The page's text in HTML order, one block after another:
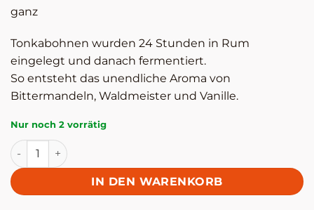
ganz
Tonkabohnen wurden 24 Stunden in Rum
eingelegt und danach fermentiert.
So entsteht das unendliche Aroma von
Bittermandeln, Waldmeister und Vanille.
Nur noch 2 vorrätig
Tonkabohnen - Altes Gewürzamt Menge
IN DEN WARENKORB